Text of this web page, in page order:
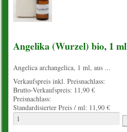
Angelika (Wurzel) bio, 1 ml
Angelica archangelica, 1 ml, aus ...
Verkaufspreis inkl. Preisnachlass:
Brutto-Verkaufspreis: 11,90 €
Preisnachlass:
Standardisierter Preis / ml: 11,90 €